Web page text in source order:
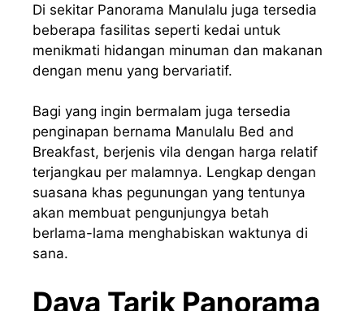
Di sekitar Panorama Manulalu juga tersedia
beberapa fasilitas seperti kedai untuk
menikmati hidangan minuman dan makanan
dengan menu yang bervariatif.
Bagi yang ingin bermalam juga tersedia
penginapan bernama Manulalu Bed and
Breakfast, berjenis vila dengan harga relatif
terjangkau per malamnya. Lengkap dengan
suasana khas pegunungan yang tentunya
akan membuat pengunjungya betah
berlama-lama menghabiskan waktunya di
sana.
Daya Tarik Panorama